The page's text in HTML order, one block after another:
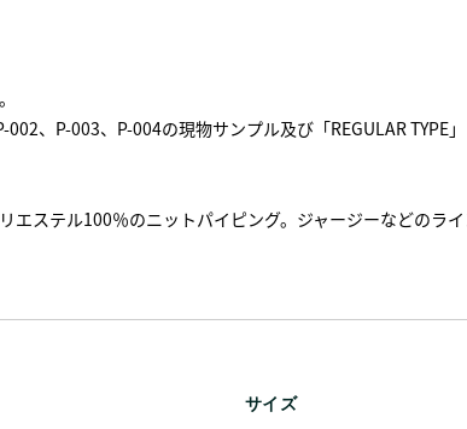
、P-003、P-004の現物サンプル及び「REGULAR TYPE
エステル100％のニットパイピング。ジャージーなどのラ
サイズ